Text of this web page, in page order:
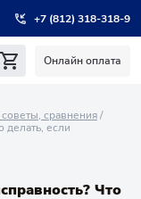
+7 (812) 318-318-9
Онлайн оплата
сравнения
делать, если
Что